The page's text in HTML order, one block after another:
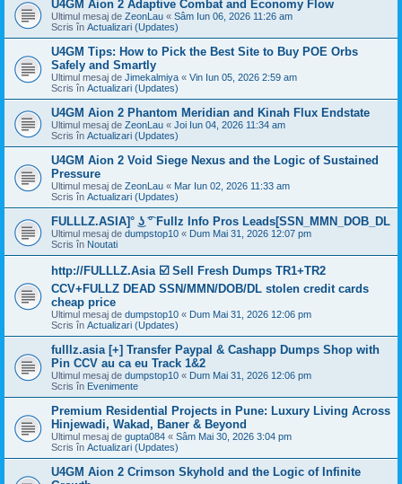
U4GM Aion 2 Adaptive Combat and Economy Flow
Ultimul mesaj de ZeonLau « Sâm Iun 06, 2026 11:26 am
Scris în Actualizari (Updates)
U4GM Tips: How to Pick the Best Site to Buy POE Orbs
Safely and Smartly
Ultimul mesaj de Jimekalmiya « Vin Iun 05, 2026 2:59 am
Scris în Actualizari (Updates)
U4GM Aion 2 Phantom Meridian and Kinah Flux Endstate
Ultimul mesaj de ZeonLau « Joi Iun 04, 2026 11:34 am
Scris în Actualizari (Updates)
U4GM Aion 2 Void Siege Nexus and the Logic of Sustained
Pressure
Ultimul mesaj de ZeonLau « Mar Iun 02, 2026 11:33 am
Scris în Actualizari (Updates)
FULLLZ.ASIA]° ͜ʖ ͡° Fullz Info Pros Leads[SSN_MMN_DOB_DL
Ultimul mesaj de dumpstop10 « Dum Mai 31, 2026 12:07 pm
Scris în Noutati
http://FULLLZ.Asia ☑️ Sell Fresh Dumps TR1+TR2
CCV+FULLZ DEAD SSN/MMN/DOB/DL stolen credit cards
cheap price
Ultimul mesaj de dumpstop10 « Dum Mai 31, 2026 12:06 pm
Scris în Actualizari (Updates)
fulllz.asia [+] Transfer Paypal & Cashapp Dumps Shop with
Pin CCV au ca eu Track 1&2
Ultimul mesaj de dumpstop10 « Dum Mai 31, 2026 12:06 pm
Scris în Evenimente
Premium Residential Projects in Pune: Luxury Living Across
Hinjewadi, Wakad, Baner & Beyond
Ultimul mesaj de gupta084 « Sâm Mai 30, 2026 3:04 pm
Scris în Actualizari (Updates)
U4GM Aion 2 Crimson Skyhold and the Logic of Infinite